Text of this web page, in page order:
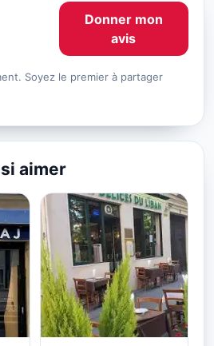
Donner mon
avis
Soyez le premier à partager
aimer